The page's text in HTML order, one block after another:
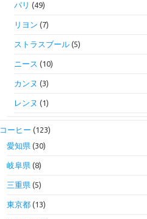
パリ (49)
リヨン (7)
ストラスブール(5)
ニース (10)
カンヌ (3)
レンヌ (1)
コーヒー (123)
愛知県(30)
岐阜県(8)
三重県(5)
東京都(13)